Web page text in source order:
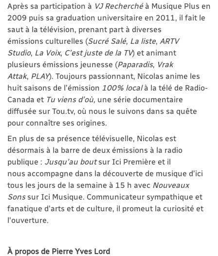
Après sa participation à VJ Recherché à Musique Plus en
2009 puis sa graduation universitaire en 2011, il fait le
saut à la télévision, prenant part à diverses
émissions culturelles (Sucré Salé, La liste, ARTV
Studio, La Voix, C’est juste de la TV) et animant
plusieurs émissions jeunesse (Paparadis, Vrak
Attak, PLAY). Toujours passionnant, Nicolas anime les
huit saisons de l’émission 100% localà la télé de Radio-
Canada et Tu viens d’où, une série documentaire
diffusée sur Tou.tv, où nous le suivons dans sa quête
pour connaître ses origines.
En plus de sa présence télévisuelle, Nicolas est
désormais à la barre de deux émissions à la radio
publique : Jusqu’au boutsur Ici Première et il
nous accompagne dans la découverte de musique d’ici
tous les jours de la semaine à 15 h avec Nouveaux
Sons sur Ici Musique. Communicateur sympathique et
fanatique d'arts et de culture, il promeut la curiosité et
l'ouverture.
À propos de Pierre Yves Lord